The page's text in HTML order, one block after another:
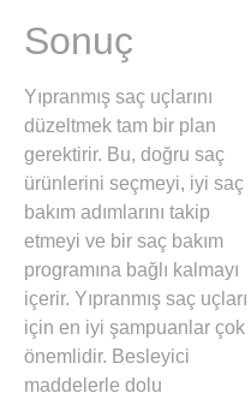
Sonuç
Yıpranmış saç uçlarını
düzeltmek tam bir plan
gerektirir. Bu, doğru saç
ürünlerini seçmeyi, iyi saç
bakım adımlarını takip
etmeyi ve bir saç bakım
programına bağlı kalmayı
içerir. Yıpranmış saç uçları
için en iyi şampuanlar çok
önemlidir. Besleyici
maddelerle dolu